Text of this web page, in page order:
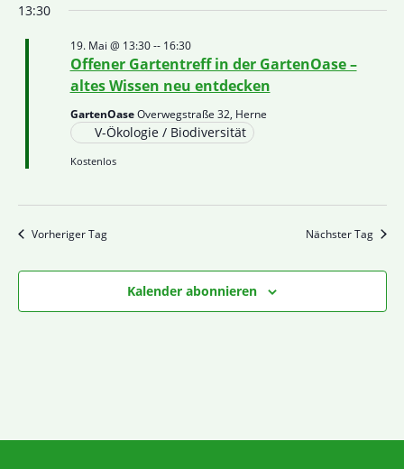
wählen.
13:30
Offener Gartentreff in der GartenOase –
altes Wissen neu entdecken
19. Mai @ 13:30-- 16:30
GartenOaseOverwegstraße 32, Herne
V-Ökologie / Biodiversität
Kostenlos
Vorheriger Tag Nächster Tag
Kalender abonnieren